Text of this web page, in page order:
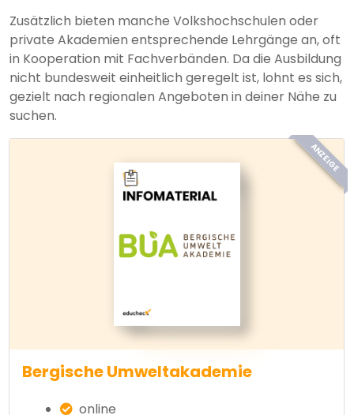
Zusätzlich bieten manche Volkshochschulen oder
private Akademien entsprechende Lehrgänge an, oft
in Kooperation mit Fachverbänden. Da die Ausbildung
nicht bundesweit einheitlich geregelt ist, lohnt es sich,
gezielt nach regionalen Angeboten in deiner Nähe zu
suchen.
ANZEIGE
Bergische Umweltakademie
online